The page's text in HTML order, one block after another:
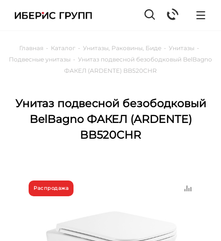
Главная - Каталог - Унитазы, Раковины, Биде - Унитазы -
Подвесные унитазы - Унитаз подвесной безободковый BelBagno
ФАКЕЛ (ARDENTE) BB520CHR
Унитаз подвесной безободковый
BelBagno ФАКЕЛ (ARDENTE)
BB520CHR
Распродажа